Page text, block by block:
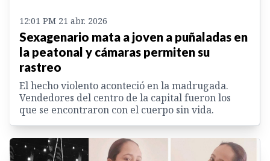
12:01 PM 21 abr. 2026
Sexagenario mata a joven a puñaladas en
la peatonal y cámaras permiten su
rastreo
El hecho violento aconteció en la madrugada.
Vendedores del centro de la capital fueron los
que se encontraron con el cuerpo sin vida.